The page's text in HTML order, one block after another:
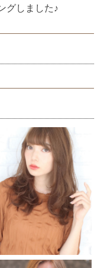
グしました♪